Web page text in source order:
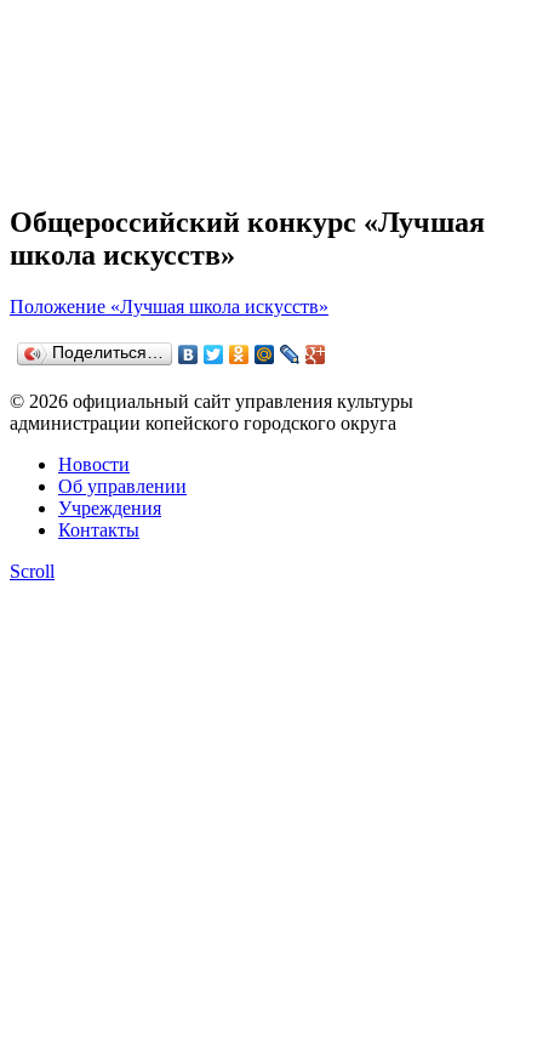
Общероссийский конкурс «Лучшая
школа искусств»
Положение «Лучшая школа искусств»
Поделиться…
© 2026 официальный сайт управления культуры
администрации копейского городского округа
Новости
Об управлении
Учреждения
Контакты
Scroll